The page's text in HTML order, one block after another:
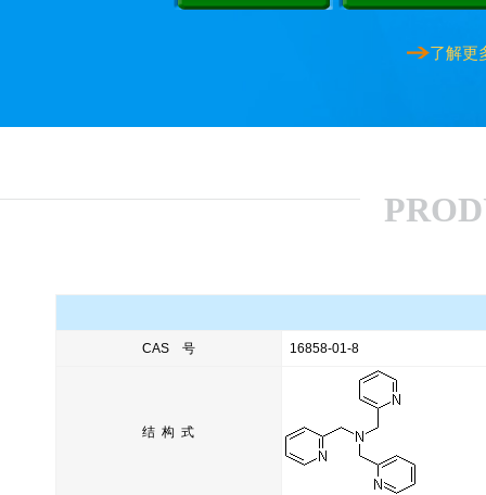
了解更
CAS 号 16858-01-8
结 构 式